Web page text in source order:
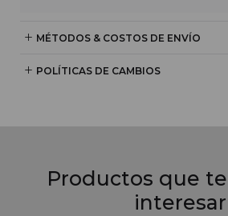
MÉTODOS & COSTOS DE ENVÍO
POLÍTICAS DE CAMBIOS
Productos que
interesar